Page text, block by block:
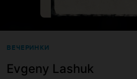
ВЕЧЕРИНКИ
Evgeny Lashuk